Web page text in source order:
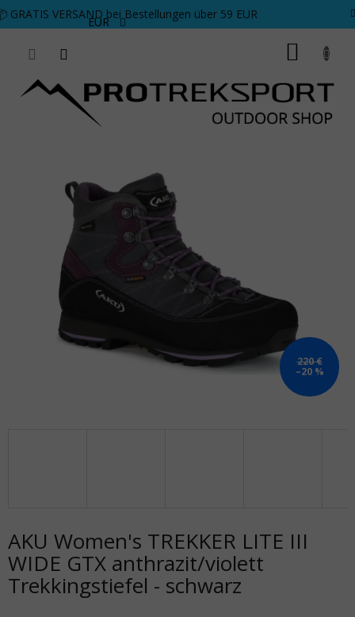
Zum Inhalt springen
GRATIS VERSAND bei Bestellungen über 59 EUR
EUR
220 €
–20 %
AKU Women's TREKKER LITE III
WIDE GTX anthrazit/violett
Trekkingstiefel - schwarz